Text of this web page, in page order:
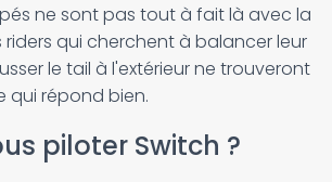
ne sont pas tout à fait là avec la
riders qui cherchent à balancer leur
le tail à l'extérieur ne trouveront
qui répond bien.
piloter Switch ?